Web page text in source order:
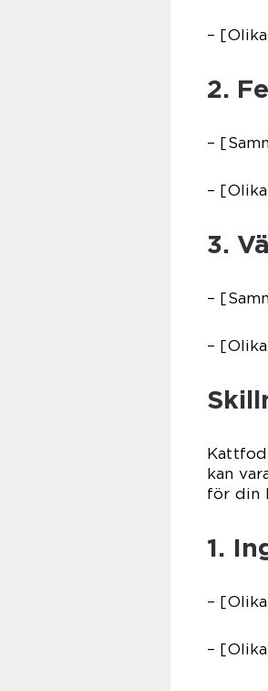
–
2.
–
–
3.
–
–
kan
för din
1.
–
–